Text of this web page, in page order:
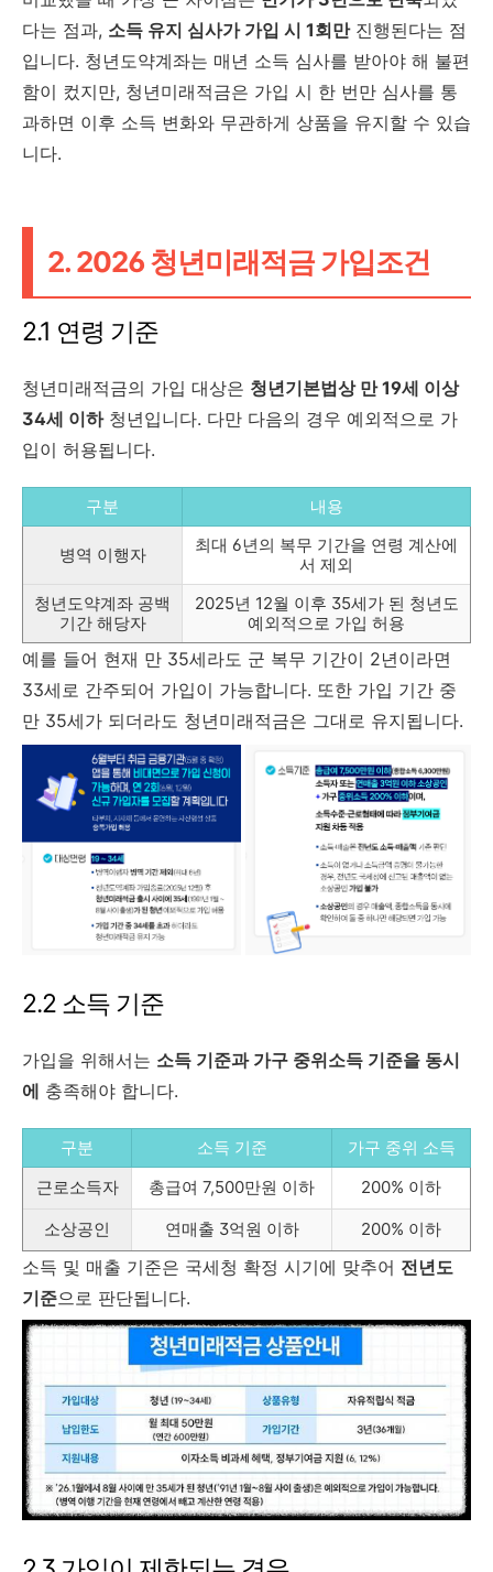
다는 점과, 소득 유지 심사가 가입 시 1회만진행된다는 점
입니다. 청년도약계좌는 매년 소득 심사를 받아야 해 불편
함이 컸지만, 청년미래적금은 가입 시 한 번만 심사를 통
과하면 이후 소득 변화와 무관하게 상품을 유지할 수 있습
니다.
2. 2026 청년미래적금 가입조건
2.1 연령 기준
청년미래적금의 가입 대상은 청년기본법상 만 19세 이상
34세 이하청년입니다. 다만 다음의 경우 예외적으로 가
입이 허용됩니다.
구분 내용
병역 이행자
최대 6년의 복무 기간을 연령 계산에
서 제외
청년도약계좌 공백
기간 해당자
2025년 12월 이후 35세가 된 청년도
예외적으로 가입 허용
예를 들어 현재 만 35세라도 군 복무 기간이 2년이라면
33세로 간주되어 가입이 가능합니다. 또한 가입 기간 중
만 35세가 되더라도 청년미래적금은 그대로 유지됩니다.
2.2 소득 기준
가입을 위해서는 소득 기준과 가구 중위소득 기준을 동시
에 충족해야 합니다.
구분 소득 기준
가구 중위 소득
근로소득자
총급여 7,500만원 이하
200% 이하
소상공인
연매출 3억원 이하 200% 이하
소득 및 매출 기준은 국세청 확정 시기에 맞추어 전년도
기준으로 판단됩니다.